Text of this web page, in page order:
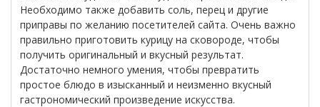
Необходимо также добавить соль, перец и другие
приправы по желанию посетителей сайта. Очень важно
правильно приготовить курицу на сковороде, чтобы
получить оригинальный и вкусный результат.
Достаточно немного умения, чтобы превратить
простое блюдо в изысканный и неизменно вкусный
гастрономический произведение искусства.